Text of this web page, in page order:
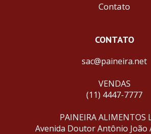
Contato
CONTATO
sac@paineira.net
VENDAS
(11) 4447-7777
PAINEIRA ALIMENTOS
Avenida Doutor Antônio João